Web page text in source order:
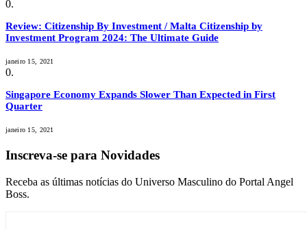
Review: Citizenship By Investment / Malta Citizenship by
Investment Program 2024: The Ultimate Guide
janeiro 15, 2021
Singapore Economy Expands Slower Than Expected in First
Quarter
janeiro 15, 2021
Inscreva-se para Novidades
Receba as últimas notícias do Universo Masculino do Portal Angel
Boss.